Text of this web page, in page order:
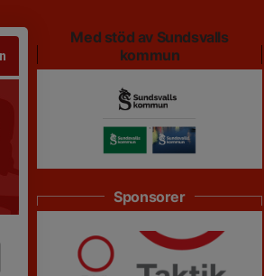
Med stöd av Sundsvalls
kommun
Sponsorer